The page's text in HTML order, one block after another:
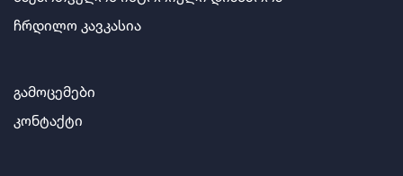
ჩრდილო კავკასია
გამოცემები
კონტაქტი